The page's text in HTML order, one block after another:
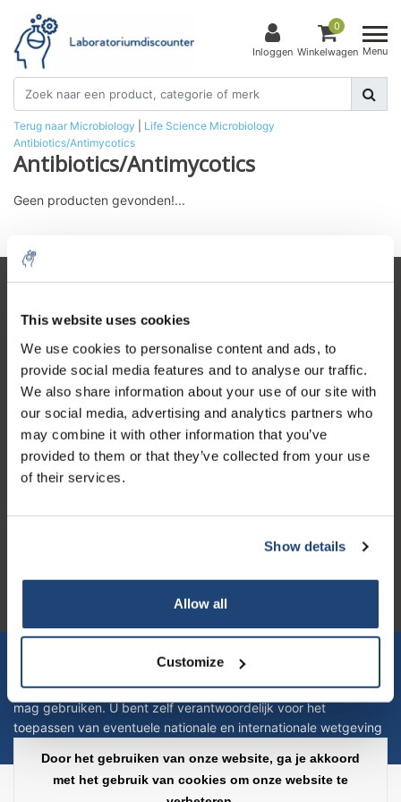
This website uses cookies
We use cookies to personalise content and ads, to
provide social media features and to analyse our traffic.
We also share information about your use of our site with
our social media, advertising and analytics partners who
may combine it with other information that you’ve
provided to them or that they’ve collected from your use
of their services.
Show details
Allow all
Customize
Inloggen
0
Winkelwagen Menu
Terug naar Microbiology Life Science Microbiology
Antibiotics/Antimycotics
Antibiotics/Antimycotics
Geen producten gevonden!...
Contactgegevens
Openingstijden
verleend worden en zijn enkel ter educatie en/of informatie en
zijn geen handleiding of omschrijving hoe u het product kan en
mag gebruiken. U bent zelf verantwoordelijk voor het
toepassen van eventuele nationale en internationale wetgeving
Copyright © 2026 - Laboratorium Discounter - All rights reserved - Theme by
Door het gebruiken van onze website, ga je akkoord
met het gebruik van cookies om onze website te